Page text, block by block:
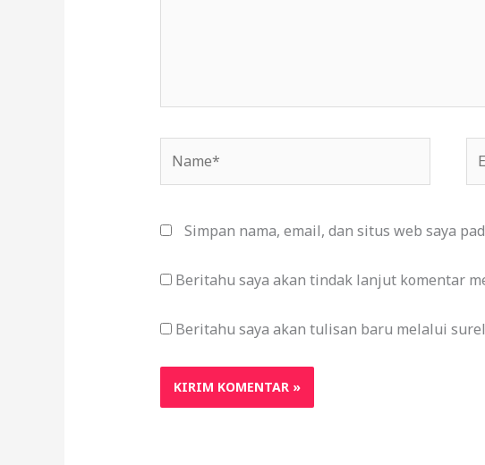
Simpan nama, email, dan situs web saya
Beritahu saya akan tindak lanjut komentar
Beritahu saya akan tulisan baru melalui